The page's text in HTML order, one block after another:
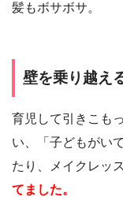
髪もボサボサ。
壁を乗り越え
育児して引きこも
い、「子どもがい
たり、メイクレッ
てました。